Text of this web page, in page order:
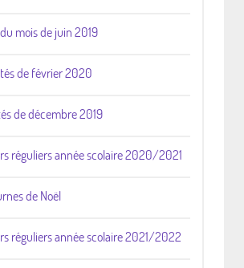
mois de juin 2019
de février 2020
de décembre 2019
réguliers année scolaire 2020/2021
de Noël
réguliers année scolaire 2021/2022